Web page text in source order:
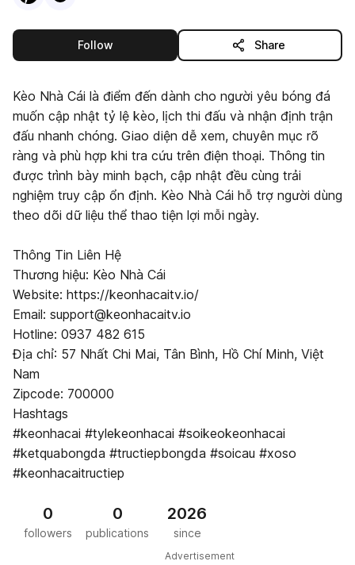
Followthis publisher Share
Kèo Nhà Cái là điểm đến dành cho người yêu bóng đá
muốn cập nhật tỷ lệ kèo, lịch thi đấu và nhận định trận
đấu nhanh chóng. Giao diện dễ xem, chuyên mục rõ
ràng và phù hợp khi tra cứu trên điện thoại. Thông tin
được trình bày minh bạch, cập nhật đều cùng trải
nghiệm truy cập ổn định. Kèo Nhà Cái hỗ trợ người dùng
theo dõi dữ liệu thể thao tiện lợi mỗi ngày.
Thông Tin Liên Hệ
Thương hiệu: Kèo Nhà Cái
Website: https://keonhacaitv.io/
Email: support@keonhacaitv.io
Hotline: 0937 482 615
Địa chỉ: 57 Nhất Chi Mai, Tân Bình, Hồ Chí Minh, Việt
Nam
Zipcode: 700000
Hashtags
#keonhacai #tylekeonhacai #soikeokeonhacai
#ketquabongda #tructiepbongda #soicau #xoso
#keonhacaitructiep
0
followers
0
publications
2026
since
Advertisement